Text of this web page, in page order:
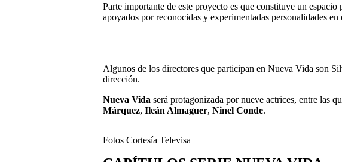
Parte importante de este proyecto es que constituye un
apoyados por reconocidas y experimentadas personalidades en
Algunos de los directores que participan en Nueva Vida son
dirección.
Nueva Vida será protagonizada por nueve actrices, entre las
Márquez, Ileán Almaguer, Ninel Conde.
Fotos Cortesía Televisa